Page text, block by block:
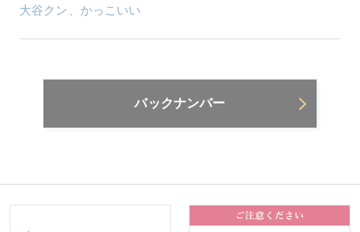
大谷クン、かっこいい
バックナンバー